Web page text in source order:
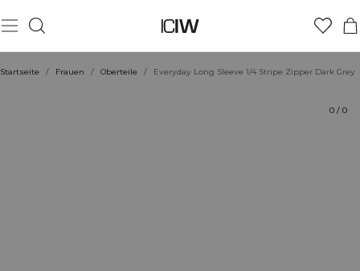
Startseite / Frauen / Oberteile / Everyday Long Sleeve 1/4 Stripe Zipper Dark Grey
0 / 0